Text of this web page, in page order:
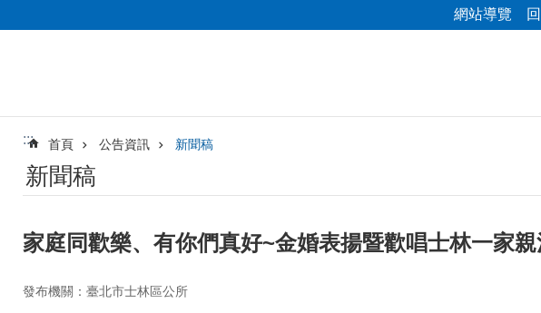
網站導覽
::: 首頁 公告資訊 新聞稿
新聞稿
家庭同歡樂、有你們真好~金婚表揚暨歡唱士林一家
發布機關：臺北市士林區公所